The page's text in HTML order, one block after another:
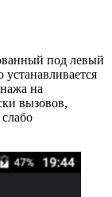
под левый
устанавливается
на
вызовов,